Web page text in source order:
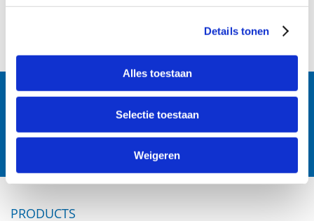
Details tonen
Alles toestaan
Selectie toestaan
Weigeren
Follow us:
PRODUCTS